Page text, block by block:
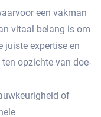
een vakman
vitaal belang is om
juiste expertise en
opzichte van doe-
of